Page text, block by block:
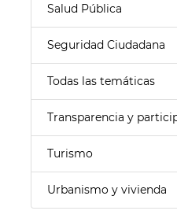
Salud Pública
Seguridad Ciudadana
Todas las temáticas
Transparencia y
Turismo
Urbanismo y vivienda